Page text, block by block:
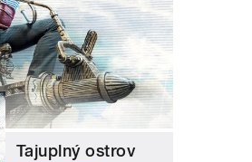
Tajuplný ostrov